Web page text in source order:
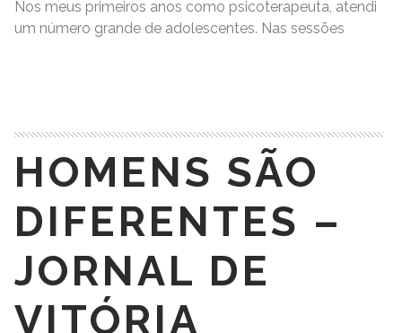
Nos meus primeiros anos como psicoterapeuta, atendi
um número grande de adolescentes. Nas sessões
HOMENS SÃO
DIFERENTES –
JORNAL DE
VITÓRIA